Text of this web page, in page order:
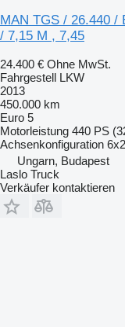
MAN TGS / 26.440 /
/ 7,15 M , 7,45
24.400 € Ohne MwSt.
Fahrgestell LKW
2013
450.000 km
Euro 5
Motorleistung 440 PS
Achsenkonfiguration 6x2
Ungarn, Budapest
Laslo Truck
Verkäufer kontaktieren